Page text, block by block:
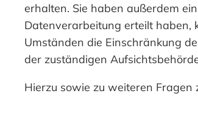
erhalten. Sie haben außerdem
Datenverarbeitung erteilt haben,
Umständen die Einschränkung
der zuständigen
Hierzu sowie zu weiteren Fragen